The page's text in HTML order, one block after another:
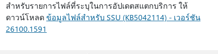
สําหรับรายการไฟล์ที่ระบุในการอัปเดตสแตกบริการ ให้
ดาวน์โหลดข้อมูลไฟล์สําหรับ SSU (KB5042114) - เวอร์ชัน
26100.1591